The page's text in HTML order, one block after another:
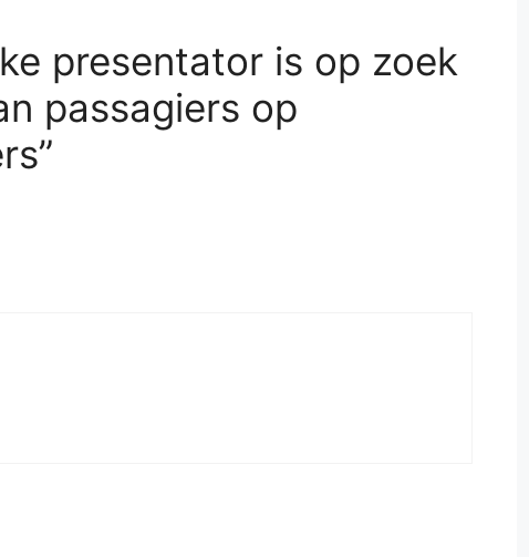
presentator is op zoek
passagiers op